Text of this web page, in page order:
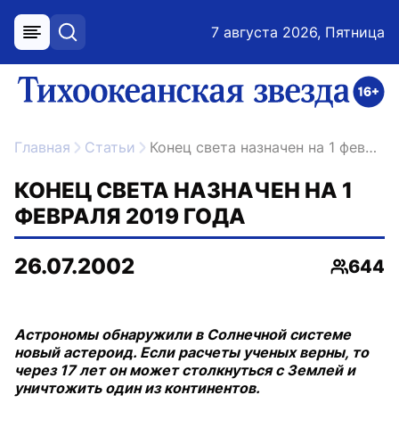
меню поиск 7 августа 2026, Пятница
ссылка на главную
Главная Статьи Конец света назначен на 1 февраля 2019 года
КОНЕЦ СВЕТА НАЗНАЧЕН НА 1
ФЕВРАЛЯ 2019 ГОДА
26.07.2002
644
Астрономы обнаружили в Солнечной системе
новый астероид. Если расчеты ученых верны, то
через 17 лет он может столкнуться с Землей и
уничтожить один из континентов.